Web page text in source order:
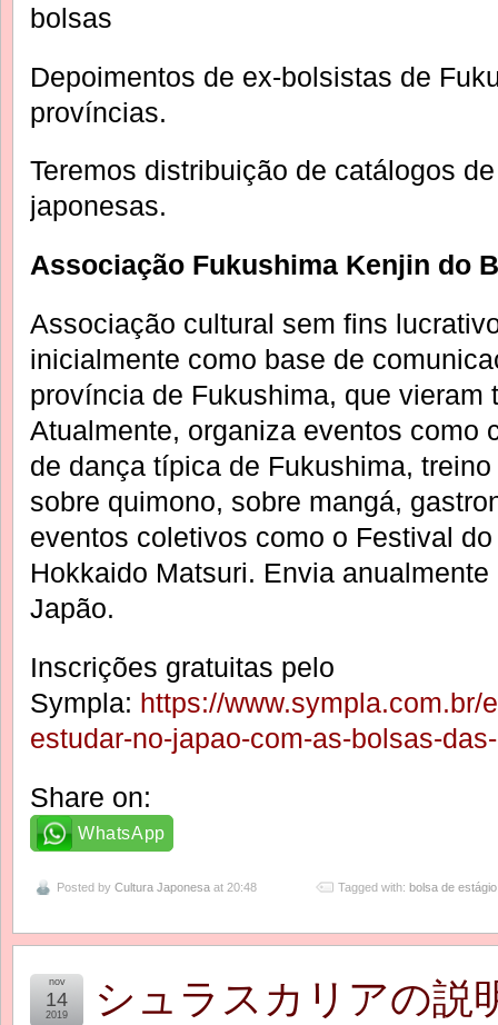
bolsas
Depoimentos de ex-bolsistas de
províncias.
Teremos distribuição de catálogos
japonesas.
Associação Fukushima Kenjin do
Associação cultural sem fins
inicialmente como base de
província de Fukushima, que vieram
Atualmente, organiza eventos como
de dança típica de Fukushima,
sobre quimono, sobre mangá,
eventos coletivos como o Festival
Hokkaido Matsuri. Envia
Japão.
Inscrições gratuitas pelo
Sympla: https://
estudar-no-japao-com-as-bolsas-
Share on:
WhatsApp
Posted by Cultura Japonesa at 20:48 Tagged with: bolsa de estágio
シュラスカリアの説
nov
14
2019